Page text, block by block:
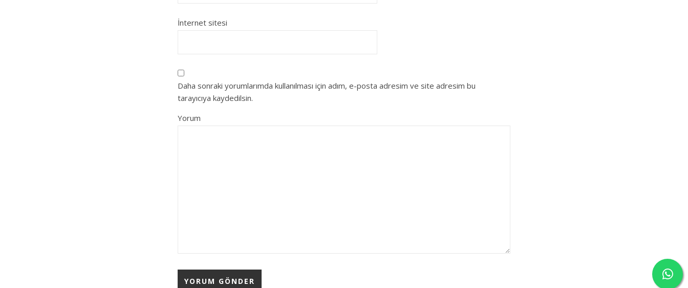
İnternet sitesi
Daha sonraki yorumlarımda kullanılması için adım, e-posta adresim ve site adresim bu
tarayıcıya kaydedilsin.
Yorum